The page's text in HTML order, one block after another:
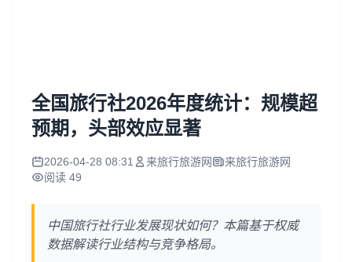
全国旅行社2026年度统计：规模超
预期，头部效应显著
2026-04-28 08:31 来旅行旅游网
来旅行旅游网
阅读 49
中国旅行社行业发展现状如何？本篇基于权威
数据解读行业结构与竞争格局。